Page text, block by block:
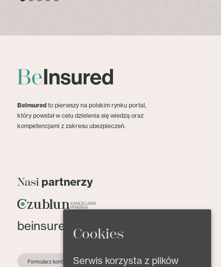
BeInsured to pierwszy na polskim rynku portal,
który powstał w celu dzielenia się wiedzą oraz
kompetencjami z zakresu ubezpieczeń.
Nasi partnerzy
beinsured@beinsured.pl
Formularz kontaktowy
Cookies
Serwis korzysta z plików